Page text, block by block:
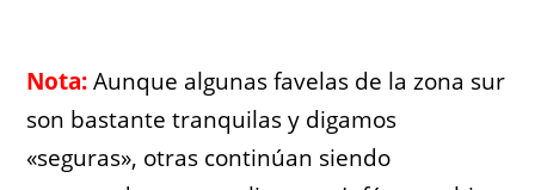
Nota:Aunque algunas favelas de la zona sur
son bastante tranquilas y digamos
«seguras», otras continúan siendo